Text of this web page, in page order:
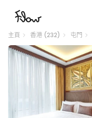
主頁 香港 (232) 屯門